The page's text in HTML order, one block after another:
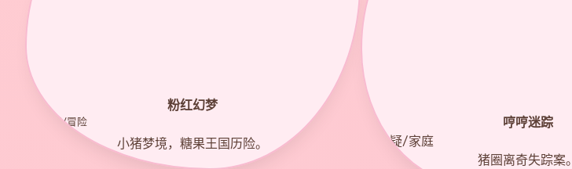
粉红幻梦
奇幻/冒险
小猪梦境，糖果王国历险。
哼哼迷踪
悬疑/家庭
猪圈离奇失踪案。